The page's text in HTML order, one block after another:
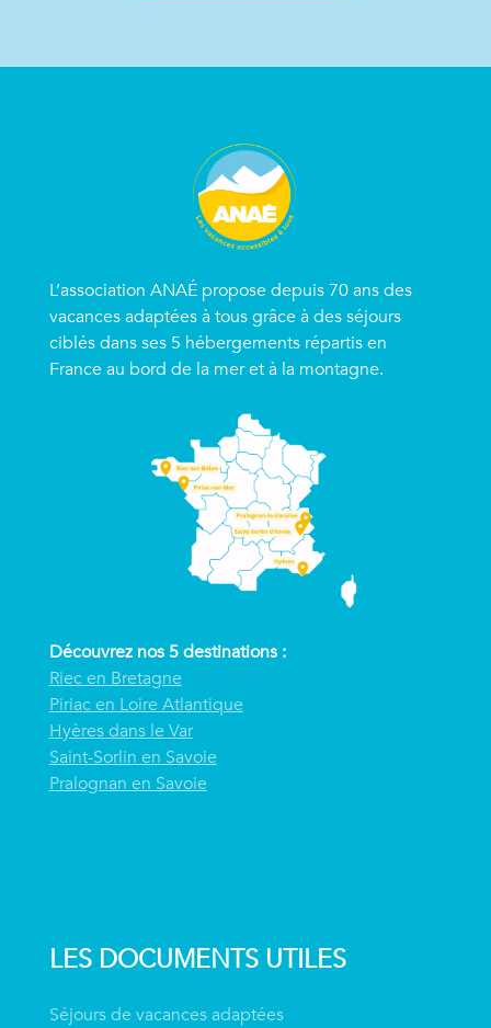
L’association ANAÉ propose depuis 70 ans des
vacances adaptées à tous grâce à des séjours
ciblés dans ses 5 hébergements répartis en
France au bord de la mer et à la montagne.
Découvrez nos 5 destinations :
Riec en Bretagne
Piriac en Loire Atlantique
Hyères dans le Var
Saint-Sorlin en Savoie
Pralognan en Savoie
LES DOCUMENTS UTILES
Séjours de vacances adaptées